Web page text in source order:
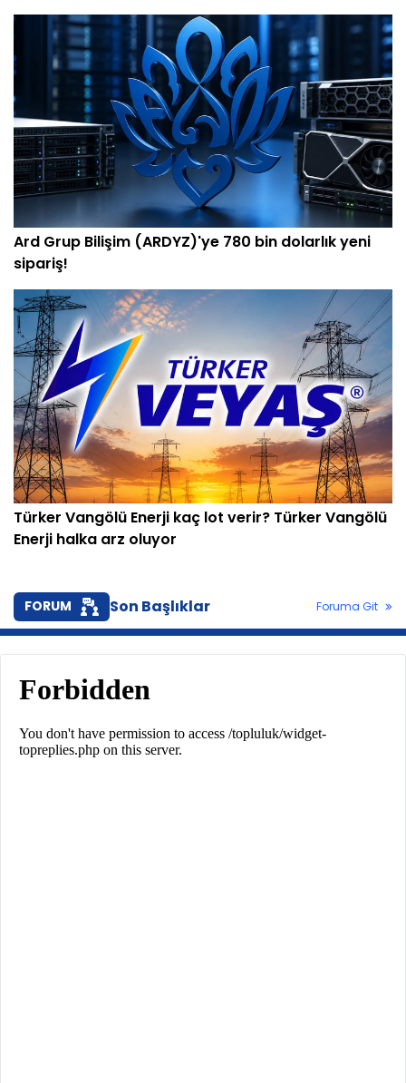
Ard Grup Bilişim (ARDYZ)'ye 780 bin dolarlık yeni
sipariş!
Türker Vangölü Enerji kaç lot verir? Türker Vangölü
Enerji halka arz oluyor
FORUM Son Başlıklar Foruma Git